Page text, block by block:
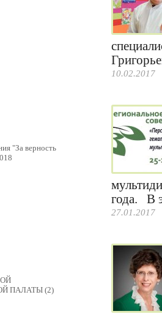
"За верность
ПАЛАТЫ (2)
10.02.2017
года. В
27.01.2017